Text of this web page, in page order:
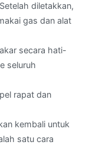
diletakkan,
gas dan alat
secara hati-
seluruh
rapat dan
kembali untuk
satu cara